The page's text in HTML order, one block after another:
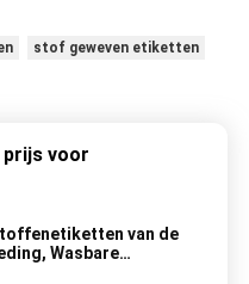
stof geweven etiketten
prijs voor
van de
Wasbare